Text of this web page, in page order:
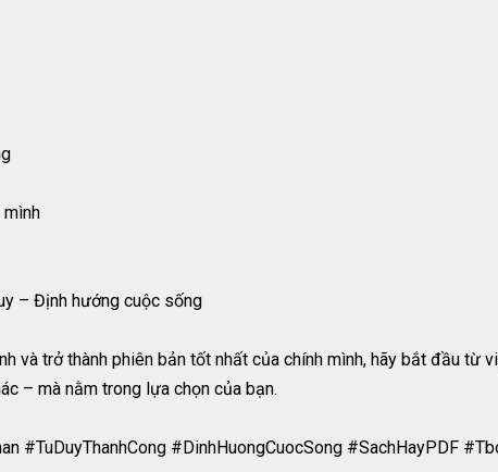
– Định hướng cuộc sống
và trở thành phiên bản tốt nhất của chính mình, hãy bắt đầu từ
– mà nằm trong lựa chọn của bạn.
#TuDuyThanhCong #DinhHuongCuocSong #SachHayPDF